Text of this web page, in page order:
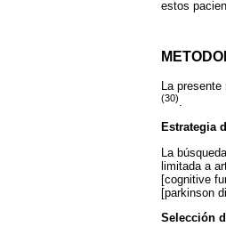
estos
La
(30).
Estrategia
La
limitada a
[cognitive
[parkinson
Selección